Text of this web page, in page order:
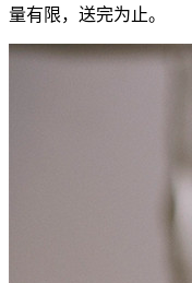
量有限，送完为止。